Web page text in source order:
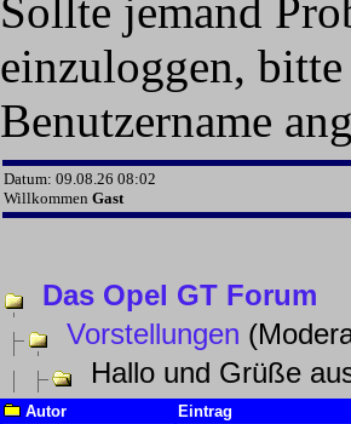
Sollte jemand
einzuloggen,
Benutzername
Datum: 09.08.26 08:02
Willkommen Gast
Das Opel GT Forum
Vorstellungen
Hallo und Grüße
Autor
Eintrag